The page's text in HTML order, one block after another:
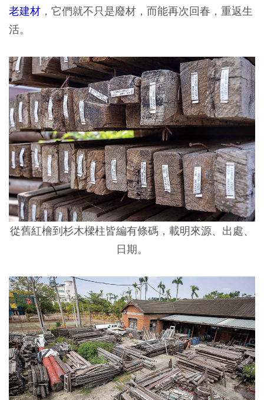
老建材 ，它們就不只是廢材，而能再次回春，重返生
活。
從舊紅檜到杉木樑柱皆編有條碼，載明來源、出處、
日期。